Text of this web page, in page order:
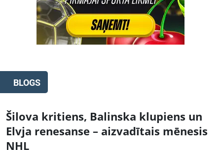
BLOGS
Šilova kritiens, Balinska klupiens un
Elvja renesanse – aizvadītais mēnesis
NHL